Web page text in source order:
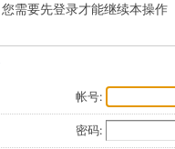
您需要先登录才能继续本操作
帐号:
密码: